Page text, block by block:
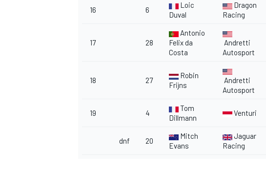
16 6
Loic
Duval
Dragon
Racing
17 28
Antonio
Felix da
Costa
Andretti
Autosport
18 27
Robin
Frijns
Andretti
Autosport
19 4
Tom
Dillmann
Venturi
dnf 20
Mitch
Evans
Jaguar
Racing